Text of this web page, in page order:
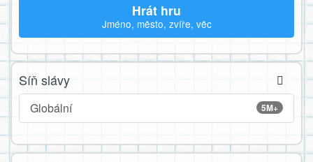
Hrát hru
Jméno, město, zvíře, věc
Síň slávy
5M+
Globální